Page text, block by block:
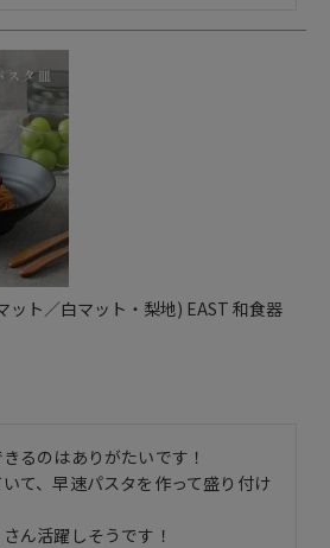
ット／白マット・梨地) EAST 和食器
るのはありがたいです！
て、早速パスタを作って盛り付け
ん活躍しそうです！